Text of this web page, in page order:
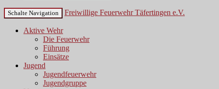
Schalte Navigation Freiwillige Feuerwehr Täfertingen e.V.
Aktive Wehr
Die Feuerwehr
Führung
Einsätze
Jugend
Jugendfeuerwehr
Jugendgruppe